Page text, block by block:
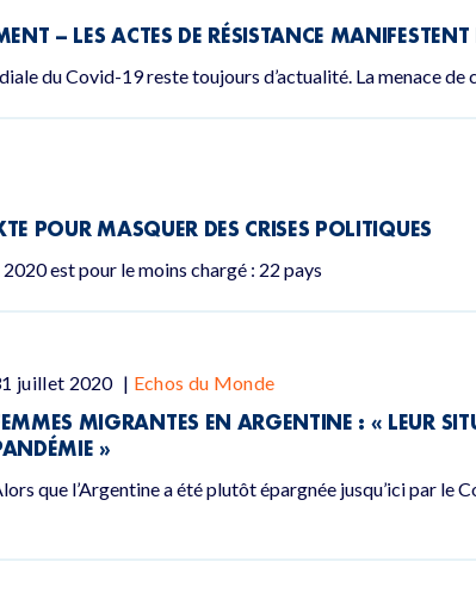
– LES ACTES DE RÉSISTANCE MANIFESTENT
du Covid-19 reste toujours d’actualité. La menace de
POUR MASQUER DES CRISES POLITIQUES
est pour le moins chargé : 22 pays
juillet 2020 | Echos du Monde
MIGRANTES EN ARGENTINE : « LEUR
»
que l’Argentine a été plutôt épargnée jusqu’ici par le